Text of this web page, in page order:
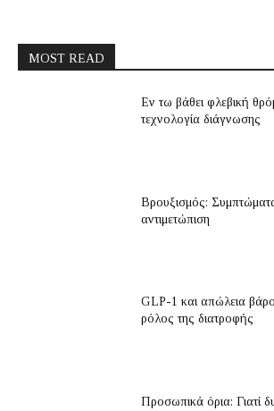
MOST READ
Εν τω βάθει φλεβική
τεχνολογία διάγνωσης
Βρουξισμός:
αντιμετώπιση
GLP-1 και απώλεια
ρόλος της διατροφής
Προσωπικά όρια: Γιατί